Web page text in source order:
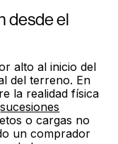
desde el
alto al inicio del
del terreno. En
la realidad física
sucesiones
o cargas no
un comprador